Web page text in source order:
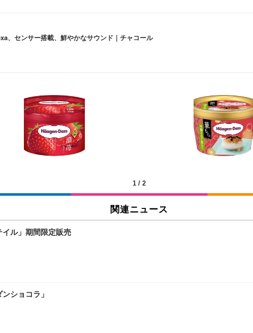
、センサー搭載、鮮やかなサウンド｜チャコール
い 跳ね上げ式アームレスト コンパクト 約105度ロッキング pc 事務椅子 360度
ワーク チェア 強化バックレスト 30度ロッキング機能 人間工学 椅子 腰サポー
事務用 おしゃれ パソコンチェア (ブラック)
事務用 おしゃれ パソコンチェア (ホワイト)
EV3240X-WT | 31.5型4K UHD・USB Type-C・ホワイト
フック付き（CFI-ZDM1J）
ター フルHD（1920×1080）VA 非光沢 HDMI/DisplayPort/VGA スピーカー内蔵
1回使い捨て 無香料 ホワイト 300枚
り 単品
限定】 Smart Basic アイリスオーヤマ ペットシーツ 超厚型 お徳用 ワイド 100
1 / 2
関連ニュース
ル」期間限定販売
ショコラ」